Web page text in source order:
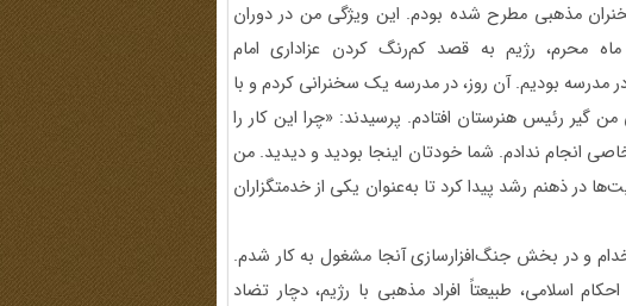
مذهبی مطرح شده بودم. این ویژگی من در دوران
محرم، رژیم به قصد کم‌رنگ کردن عزاداری امام
مدرسه بودیم. آن روز، در مدرسه یک سخنرانی کردم و با
گیر رئیس هنرستان افتادم. پرسیدند: «چرا این کار را
انجام ندادم. شما خودتان اینجا بودید و دیدید. من
در ذهنم رشد پیدا کرد تا به‌عنوان یکی از خدمتگزاران
استخدام و در بخش جنگ‌افزارسازی آنجا مشغول به کار شدم.
اسلامی، طبیعتاً افراد مذهبی با رژیم، دچار تضاد